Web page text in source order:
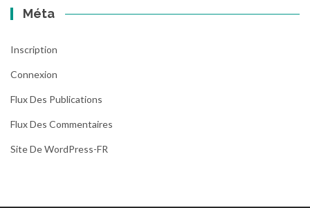
Méta
Inscription
Connexion
Flux Des Publications
Flux Des Commentaires
Site De WordPress-FR